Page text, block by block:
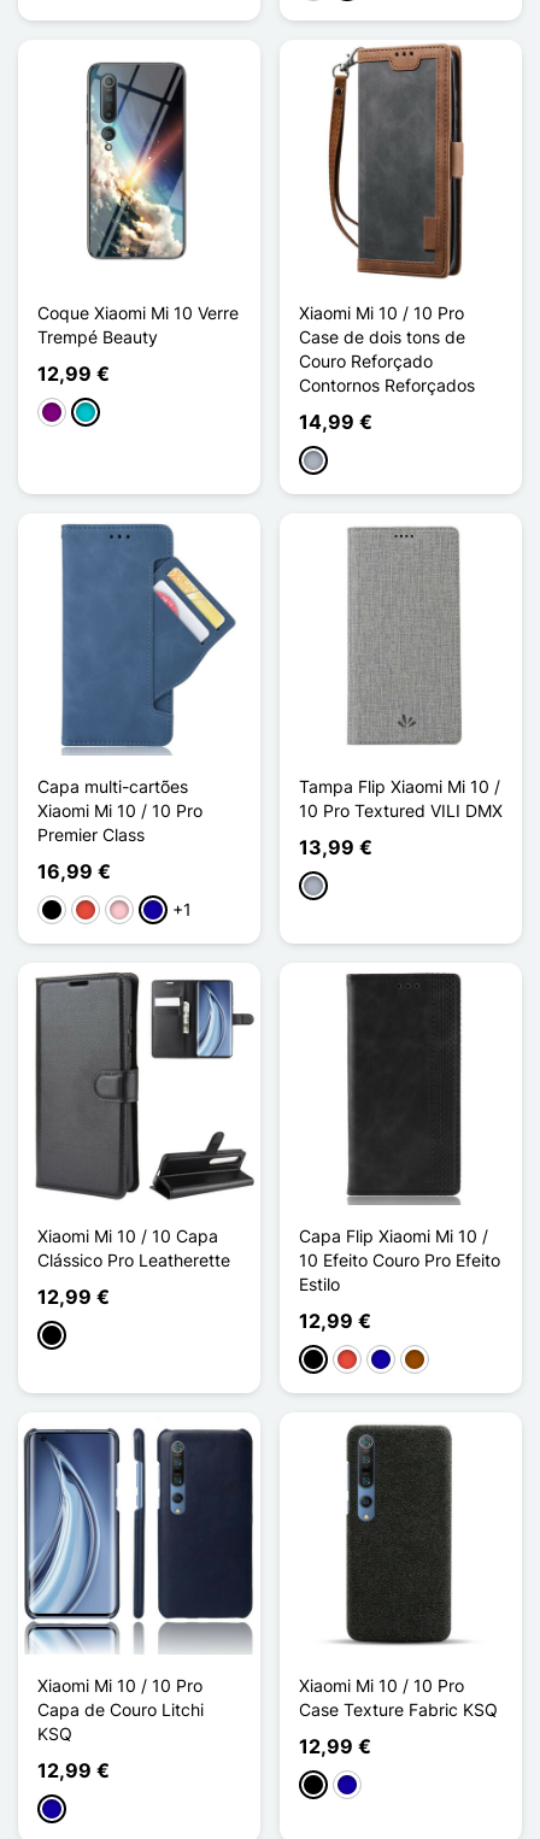
Coque Xiaomi Mi 10 Verre
Trempé Beauty
12,99 €
PúrpuraTurquesa
Xiaomi Mi 10 / 10 Pro
Case de dois tons de
Couro Reforçado
Contornos Reforçados
14,99 €
Cinzento
Capa multi-cartões
Xiaomi Mi 10 / 10 Pro
Premier Class
16,99 €
PretoVermelho
RosaAzul Escuro
+1
Tampa Flip Xiaomi Mi 10 /
10 Pro Textured VILI DMX
13,99 €
Cinzento
Xiaomi Mi 10 / 10 Capa
Clássico Pro Leatherette
12,99 €
Preto
Capa Flip Xiaomi Mi 10 /
10 Efeito Couro Pro Efeito
Estilo
12,99 €
PretoVermelhoAzul Escuro
Castanho
Xiaomi Mi 10 / 10 Pro
Capa de Couro Litchi
KSQ
12,99 €
Azul Escuro
Xiaomi Mi 10 / 10 Pro
Case Texture Fabric KSQ
12,99 €
PretoAzul Escuro